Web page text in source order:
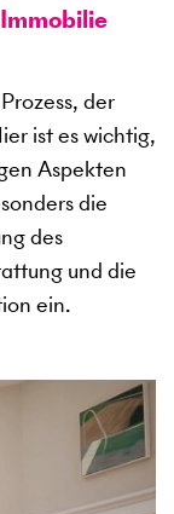
der
ist es wichtig,
Aspekten
die
des
und die
ein.